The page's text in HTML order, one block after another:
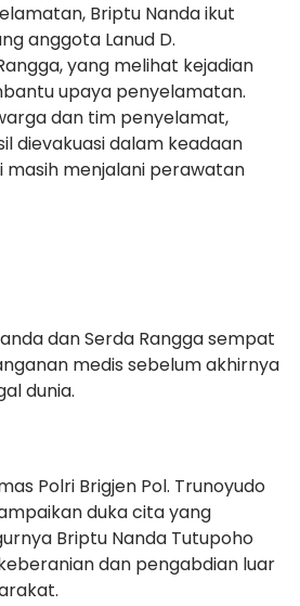
Briptu Nanda ikut
anggota Lanud D.
yang melihat kejadian
upaya penyelamatan.
dan tim penyelamat,
dievakuasi dalam keadaan
masih menjalani perawatan
dan Serda Rangga sempat
medis sebelum akhirnya
dunia.
Polri Brigjen Pol. Trunoyudo
duka cita yang
Briptu Nanda Tutupoho
dan pengabdian luar